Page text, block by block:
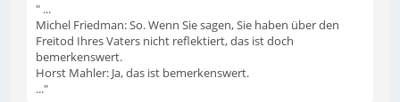
" ...
Michel Friedman: So. Wenn Sie sagen, Sie haben über den
Freitod Ihres Vaters nicht reflektiert, das ist doch
bemerkenswert.
Horst Mahler: Ja, das ist bemerkenswert.
..."